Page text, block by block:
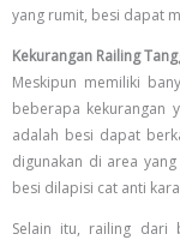
yang rumit, besi dapat
Kekurangan Railing
Meskipun memiliki
beberapa kekurangan
adalah besi dapat
digunakan di area
besi dilapisi cat anti
Selain itu, railing dari